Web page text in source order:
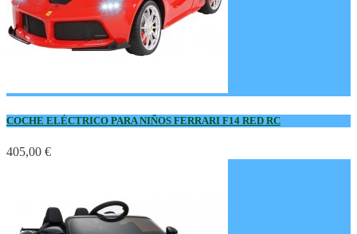
COCHE ELÉCTRICO PARA NIÑOS FERRARI F14 RED RC
405,00 €